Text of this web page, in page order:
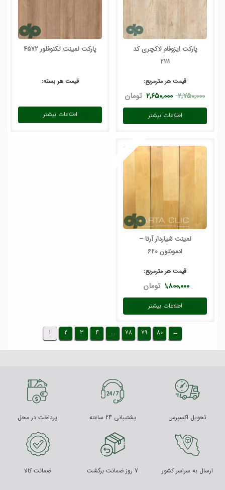
پارکت ایزوفام لاکچری کد
2111
قیمت هر مترمربع:
۲,۷۵۰,۰۰۰ ۲,۶۵۰,۰۰۰ تومان
اطلاعات بیشتر
پارکت لمینت تکنوفلور 4572
قیمت هربسته:
اطلاعات بیشتر
لمینت شیاردار آرتا –
ادمونتون 620
قیمت هر مترمربع:
۱,۸۰۰,۰۰۰ تومان
اطلاعات بیشتر
1 2 3 4 … 78 79 80 ←
تحویل اکسپرس پشتیبانی 24 ساعته پرداخت در محل
ارسال به سراسر کشور 7 روز ضمانت برگشت ضمانت کالا